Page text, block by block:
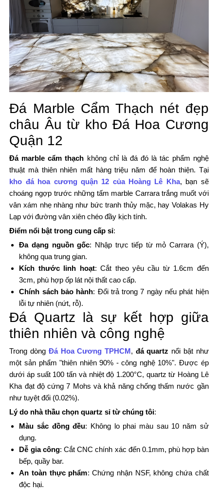
Đá Marble Cẩm Thạch nét đẹp
châu Âu từ kho Đá Hoa Cương
Quận 12
Đá marble cẩm thạch không chỉ là đá đó là tác phẩm nghệ
thuật mà thiên nhiên mất hàng triệu năm để hoàn thiện. Tại
kho đá hoa cương quận 12 của Hoàng Lê Kha, bạn sẽ
choáng ngợp trước những tấm marble Carrara trắng muốt với
vân xám nhẹ nhàng như bức tranh thủy mặc, hay Volakas Hy
Lạp với đường vân xiên chéo đầy kịch tính.
Điểm nổi bật trong cung cấp sỉ:
Đa dạng nguồn gốc: Nhập trực tiếp từ mỏ Carrara (Ý),
không qua trung gian.
Kích thước linh hoạt: Cắt theo yêu cầu từ 1.6cm đến
3cm, phù hợp ốp lát nội thất cao cấp.
Chính sách bảo hành: Đổi trả trong 7 ngày nếu phát hiện
lỗi tự nhiên (nứt, rỗ).
Đá Quartz là sự kết hợp giữa
thiên nhiên và công nghệ
Trong dòng Đá Hoa Cương TPHCM, đá quartz nổi bật như
một sản phẩm "thiên nhiên 90% - công nghệ 10%". Được ép
dưới áp suất 100 tấn và nhiệt độ 1.200°C, quartz từ Hoàng Lê
Kha đạt độ cứng 7 Mohs và khả năng chống thấm nước gần
như tuyệt đối (0.02%).
Lý do nhà thầu chọn quartz sỉ từ chúng tôi:
Màu sắc đồng đều: Không lo phai màu sau 10 năm sử
dụng.
Dễ gia công: Cắt CNC chính xác đến 0.1mm, phù hợp bàn
bếp, quầy bar.
An toàn thực phẩm: Chứng nhận NSF, không chứa chất
độc hại.